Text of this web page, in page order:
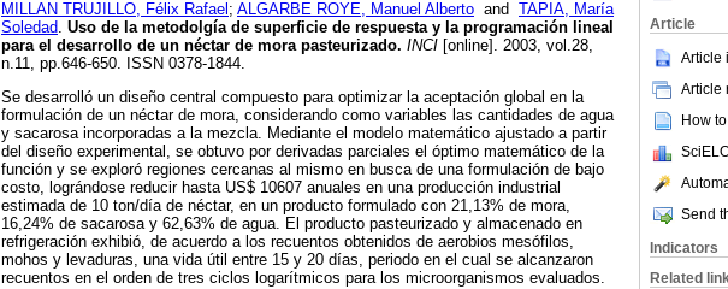
Article
Article
Article
How
Send
Indicators
Related
MILLAN TRUJILLO, Félix Rafael ; ALGARBE ROYE, Manuel Alberto and TAPIA, María
Soledad. Uso de la metodolgía de superficie de respuesta y la programación lineal
para el desarrollo de un néctar de mora pasteurizado. INCI [online]. 2003, vol.28,
n.11, pp.646-650. ISSN 0378-1844.
Se desarrolló un diseño central compuesto para optimizar la aceptación global en la
formulación de un néctar de mora, considerando como variables las cantidades de agua
y sacarosa incorporadas a la mezcla. Mediante el modelo matemático ajustado a partir
del diseño experimental, se obtuvo por derivadas parciales el óptimo matemático de la
función y se exploró regiones cercanas al mismo en busca de una formulación de bajo
costo, lográndose reducir hasta US$ 10607 anuales en una producción industrial
estimada de 10 ton/día de néctar, en un producto formulado con 21,13% de mora,
16,24% de sacarosa y 62,63% de agua. El producto pasteurizado y almacenado en
refrigeración exhibió, de acuerdo a los recuentos obtenidos de aerobios mesófilos,
mohos y levaduras, una vida útil entre 15 y 20 días, periodo en el cual se alcanzaron
recuentos en el orden de tres ciclos logarítmicos para los microorganismos evaluados.